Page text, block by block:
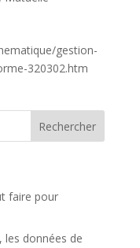
gestion-
320302.htm
faire pour
les données de